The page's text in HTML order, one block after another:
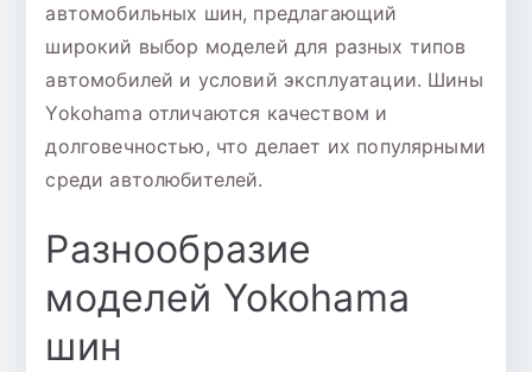
автомобильных шин, предлагающий
широкий выбор моделей для разных типов
автомобилей и условий эксплуатации. Шины
Yokohama отличаются качеством и
долговечностью, что делает их популярными
среди автолюбителей.
Разнообразие
моделей Yokohama
шин